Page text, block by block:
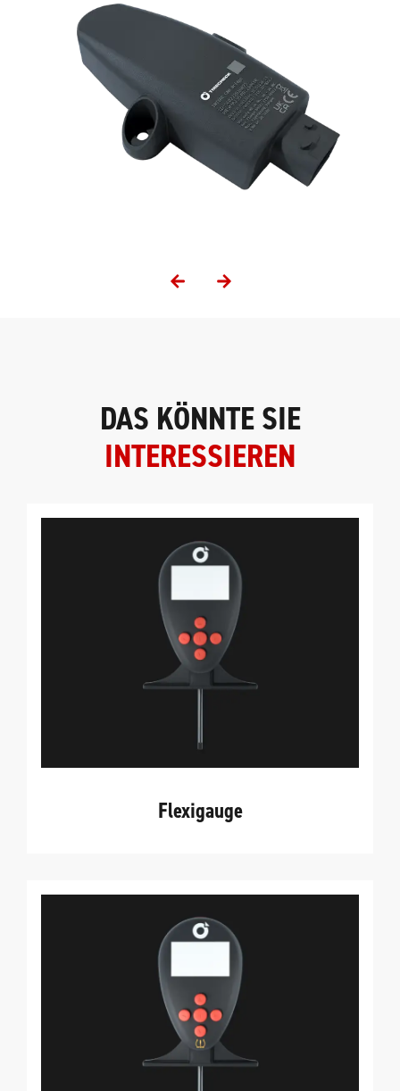
DAS KÖNNTE SIE
INTERESSIEREN
Flexigauge